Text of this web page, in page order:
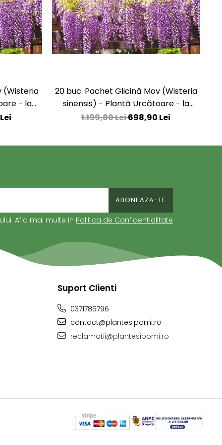
(Wisteria
- la
20 buc. Pachet Glicină Mov (Wisteria
sinensis) - Plantă Urcătoare - la
Ghiveci
1.199,80 Lei698,90 Lei
Afla mai multe in Politica de Confidentialitate
Suport Clienti
0371785796
contact@plantesipomi.ro
reclamatii@plantesipomi.ro